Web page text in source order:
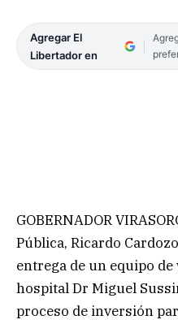
Agregar El
Libertador en
GOBERNADOR
Pública, Ricardo
entrega de un equipo
hospital Dr Miguel
proceso de inversión